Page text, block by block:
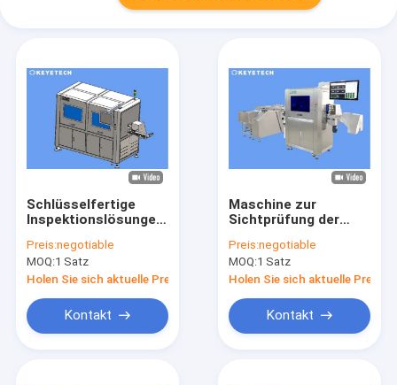
Schlüsselfertige
Inspektionslösungen
Offline-
Zuführvorrichtung
Preis:negotiable
MOQ:1 Satz
Holen Sie sich aktuelle Preis
Kontakt
Maschine zur
Sichtprüfung der
mit Online-
Abstoßungssystem
Preis:negotiable
MOQ:1 Satz
Holen Sie sich aktuelle Preis
Kontakt